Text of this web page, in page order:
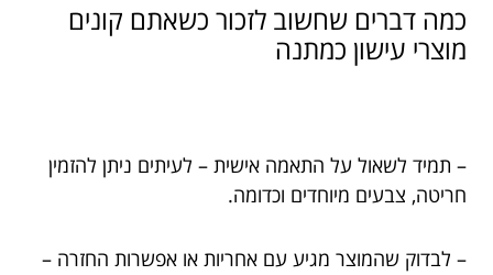
כמה דברים שחשוב לזכור כשאתם קונים
מוצרי עישון כמתנה
– תמיד לשאול על התאמה אישית – לעיתים ניתן להזמין
חריטה, צבעים מיוחדים וכדומה.
– לבדוק שהמוצר מגיע עם אחריות או אפשרות החזרה –